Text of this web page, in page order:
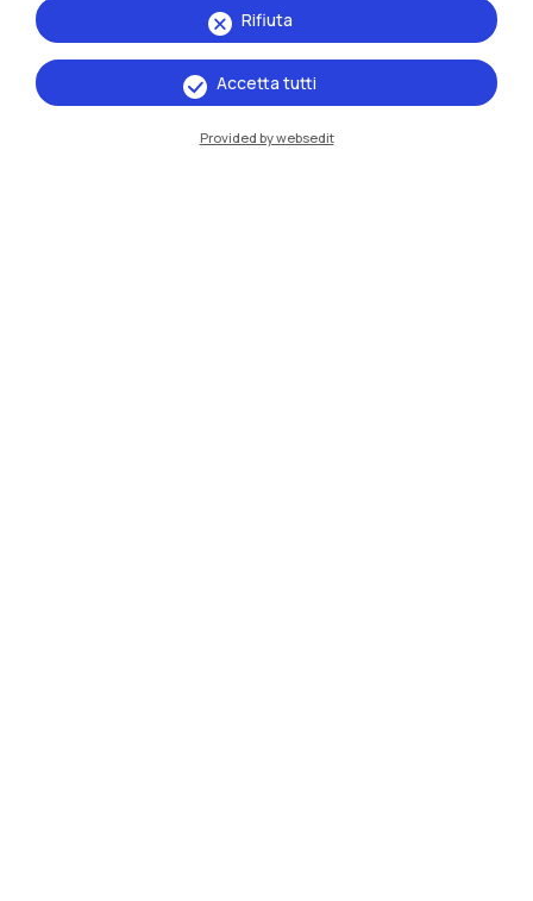
IT EN
Sedi
Milano Leonardo
Rifiuta
Accetta tutti
Provided by websedit